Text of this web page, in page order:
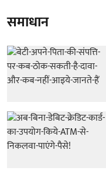
समाधान